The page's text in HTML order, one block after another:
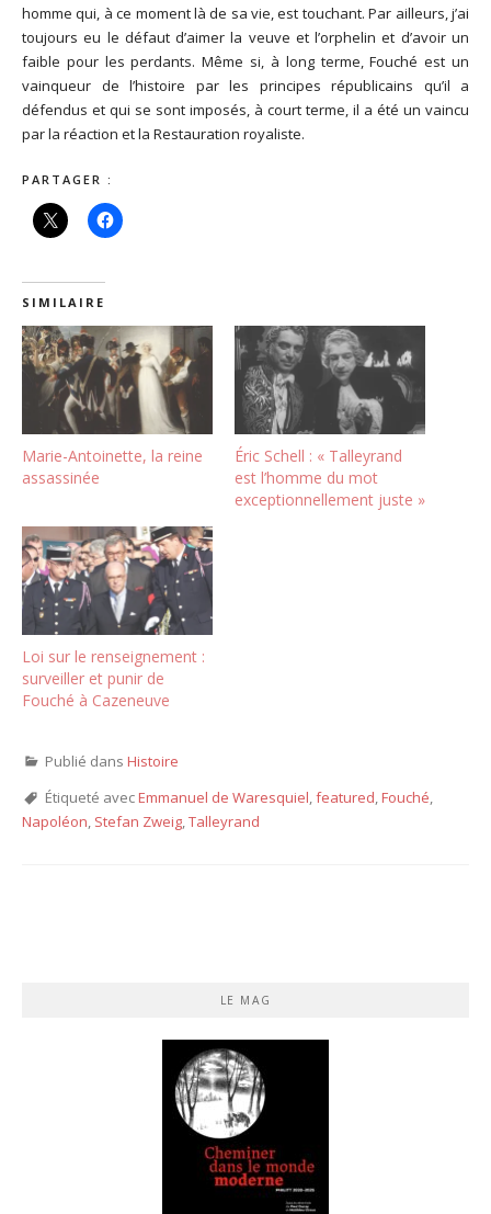
homme qui, à ce moment là de sa vie, est touchant. Par ailleurs, j’ai
toujours eu le défaut d’aimer la veuve et l’orphelin et d’avoir un
faible pour les perdants. Même si, à long terme, Fouché est un
vainqueur de l’histoire par les principes républicains qu’il a
défendus et qui se sont imposés, à court terme, il a été un vaincu
par la réaction et la Restauration royaliste.
PARTAGER :
SIMILAIRE
Marie-Antoinette, la reine
assassinée
Éric Schell : « Talleyrand
est l’homme du mot
exceptionnellement juste »
Loi sur le renseignement :
surveiller et punir de
Fouché à Cazeneuve
Publié dans Histoire
Étiqueté avecEmmanuel de Waresquiel,featured,Fouché,
Napoléon, Stefan Zweig,Talleyrand
LE MAG